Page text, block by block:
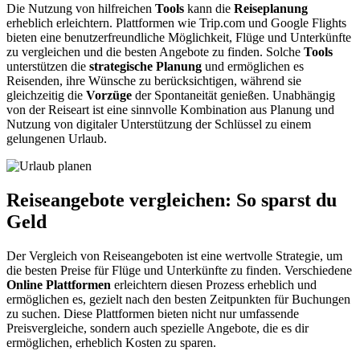
Die Nutzung von hilfreichen Tools kann die Reiseplanung
erheblich erleichtern. Plattformen wie Trip.com und Google Flights
bieten eine benutzerfreundliche Möglichkeit, Flüge und Unterkünfte
zu vergleichen und die besten Angebote zu finden. Solche Tools
unterstützen die strategische Planung und ermöglichen es
Reisenden, ihre Wünsche zu berücksichtigen, während sie
gleichzeitig die Vorzüge der Spontaneität genießen. Unabhängig
von der Reiseart ist eine sinnvolle Kombination aus Planung und
Nutzung von digitaler Unterstützung der Schlüssel zu einem
gelungenen Urlaub.
Reiseangebote vergleichen: So sparst du
Geld
Der Vergleich von Reiseangeboten ist eine wertvolle Strategie, um
die besten Preise für Flüge und Unterkünfte zu finden. Verschiedene
Online Plattformen erleichtern diesen Prozess erheblich und
ermöglichen es, gezielt nach den besten Zeitpunkten für Buchungen
zu suchen. Diese Plattformen bieten nicht nur umfassende
Preisvergleiche, sondern auch spezielle Angebote, die es dir
ermöglichen, erheblich Kosten zu sparen.